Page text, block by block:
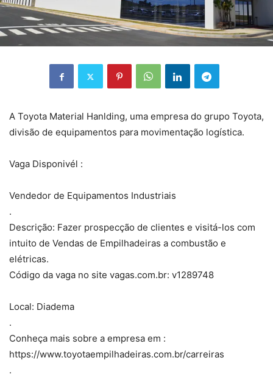
A Toyota Material Hanlding, uma empresa do grupo Toyota,
divisão de equipamentos para movimentação logística.
Vaga Disponivél :
Vendedor de Equipamentos Industriais
.
Descrição: Fazer prospecção de clientes e visitá-los com
intuito de Vendas de Empilhadeiras a combustão e
elétricas.
Código da vaga no site vagas.com.br: v1289748
Local: Diadema
.
Conheça mais sobre a empresa em :
https://www.toyotaempilhadeiras.com.br/carreiras
.